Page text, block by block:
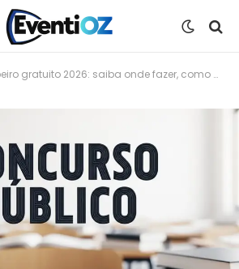
2026: saiba onde fazer, como se inscrever e o que aprender